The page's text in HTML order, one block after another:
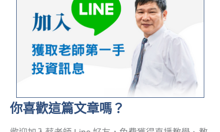
你喜歡這篇文章嗎？